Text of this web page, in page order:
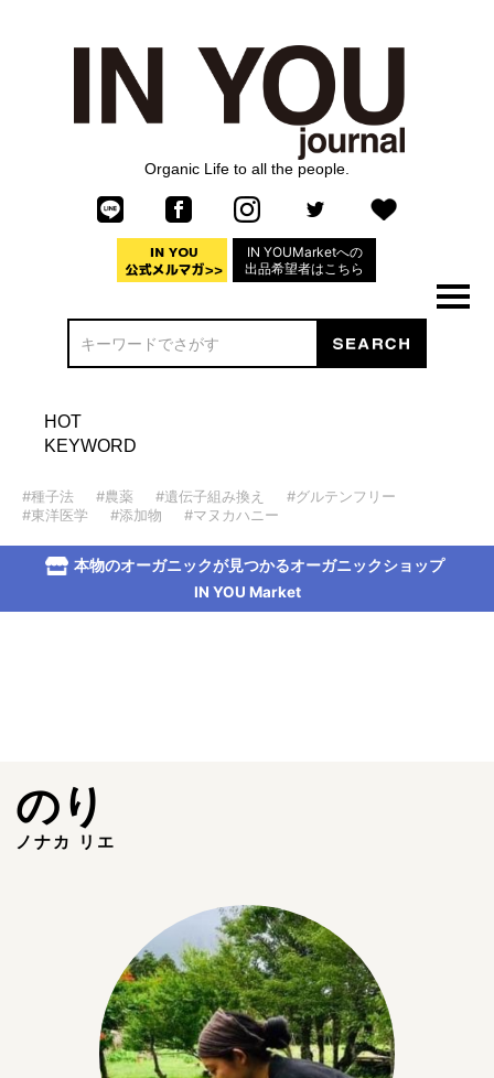
Organic Life to all the people.
IN YOUMarketへの
出品希望者はこちら
HOT
KEYWORD
#種子法 #農薬 #遺伝子組み換え
#グルテンフリー
#東洋医学
#添加物 #マヌカハニー
本物のオーガニックが見つかるオーガニックショップ
IN YOU Market
のり
ノナカ リエ